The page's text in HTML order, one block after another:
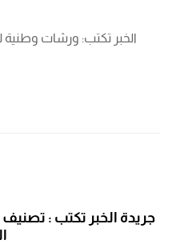
الخبر تكتب: ورشات وطنية
جريدة الخبر تكتب :